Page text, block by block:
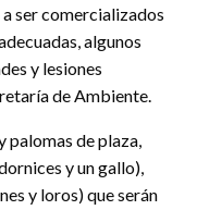
ser comercializados
algunos
y lesiones
de Ambiente.
palomas de plaza,
y un gallo),
y loros) que serán